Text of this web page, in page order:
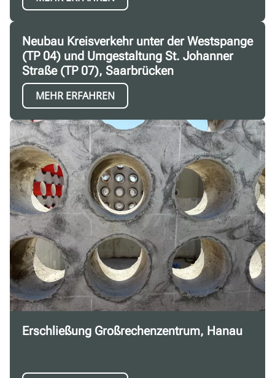
Neubau Kreisverkehr unter der Westspange
(TP 04) und Umgestaltung St. Johanner
Straße (TP 07), Saarbrücken
MEHR ERFAHREN
Erschließung Großrechenzentrum, Hanau